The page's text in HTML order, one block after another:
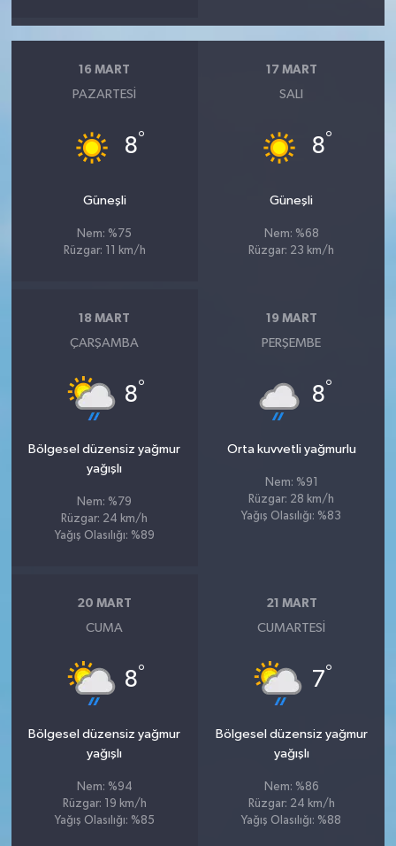
16 MART
PAZARTESI
8°
Güneşli
Nem: %75
Rüzgar: 11 km/h
17 MART
SALI
8°
Güneşli
Nem: %68
Rüzgar: 23 km/h
18 MART
ÇARŞAMBA
8°
Bölgesel düzensiz yağmur
yağışlı
Nem: %79
Rüzgar: 24 km/h
Yağış Olasılığı: %89
19 MART
PERŞEMBE
8°
Orta kuvvetli yağmurlu
Nem: %91
Rüzgar: 28 km/h
Yağış Olasılığı: %83
20 MART
CUMA
8°
Bölgesel düzensiz yağmur
yağışlı
Nem: %94
Rüzgar: 19 km/h
Yağış Olasılığı: %85
21 MART
CUMARTESI
7°
Bölgesel düzensiz yağmur
yağışlı
Nem: %86
Rüzgar: 24 km/h
Yağış Olasılığı: %88